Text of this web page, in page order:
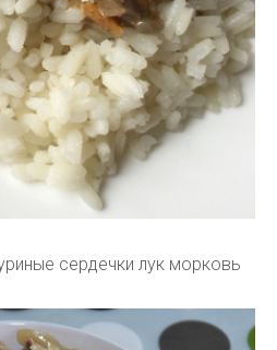
сердечки лук морковь